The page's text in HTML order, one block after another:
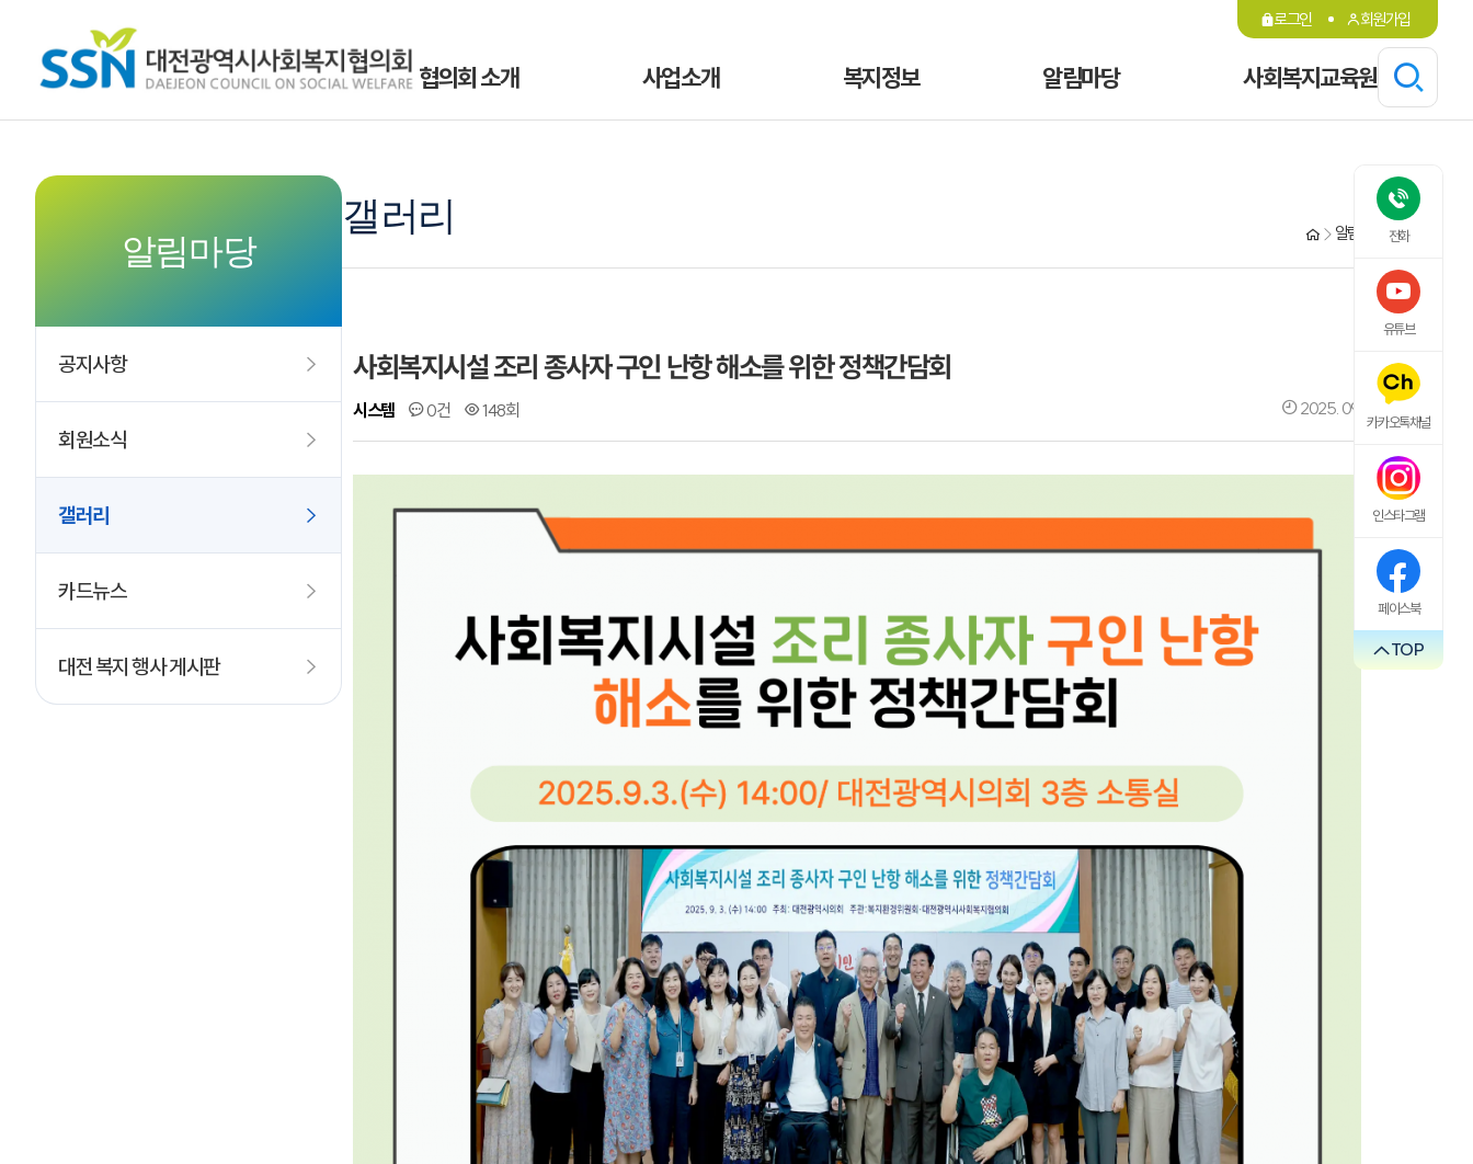
전화
유튜브
카카오톡채널
인스타그램
페이스북
TOP
로그인 회원가입
협의회 소개 사업소개 복지정보 알림마당 사회복지교육원
알림마당
공지사항
회원소식
갤러리
카드뉴스
대전 복지 행사 게시판
갤러리 알림마당 갤러리
사회복지시설 조리 종사자 구인 난항 해소를 위한 정책간담회
시스템 0건 148회 2025. 09. 06. 03:35